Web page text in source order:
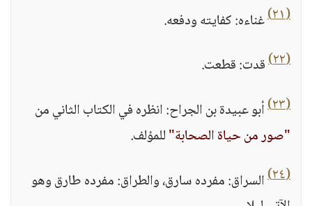
(٢١)
غناءه: كفايته ودفعه.
(٢٢)
قدت: قطعت.
(٢٣)
أبو عبيدة بن الجراح: انظره في الكتاب الثاني من
"صور من حياة الصحابة"للمؤلف.
(٢٤)
السراق: مفرده سارق، والطراق: مفرده طارق وهو